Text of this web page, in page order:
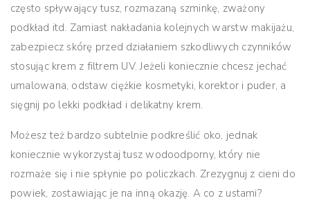
często spływający tusz, rozmazaną szminkę, zważony
podkład itd. Zamiast nakładania kolejnych warstw makijażu,
zabezpiecz skórę przed działaniem szkodliwych czynników
stosując krem z filtrem UV.Jeżeli koniecznie chcesz jechać
umalowana, odstaw ciężkie kosmetyki, korektor i puder, a
sięgnij po lekki podkład i delikatny krem.
Możesz też bardzo subtelnie podkreślić oko, jednak
koniecznie wykorzystaj tusz wodoodporny, który nie
rozmaże się i nie spłynie po policzkach. Zrezygnuj z cieni do
powiek, zostawiając je na inną okazję. A co z ustami?